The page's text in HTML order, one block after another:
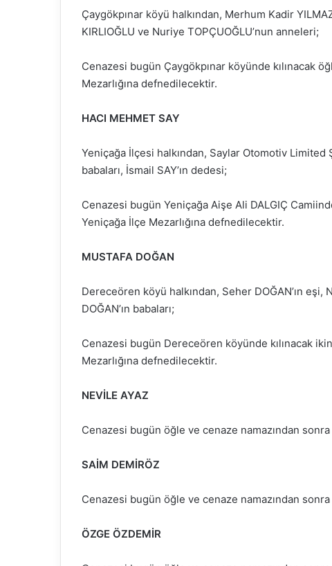
Çaygökpınar köyü halkından, Merhum Kadir
KIRLIOĞLU ve Nuriye TOPÇUOĞLU’nun anneleri;
Cenazesi bugün Çaygökpınar köyünde kılınacak
Mezarlığına defnedilecektir.
HACI MEHMET SAY
Yeniçağa İlçesi halkından, Saylar Otomotiv Limited
babaları, İsmail SAY’ın dedesi;
Cenazesi bugün Yeniçağa Aişe Ali DALGIÇ
Yeniçağa İlçe Mezarlığına defnedilecektir.
MUSTAFA DOĞAN
Dereceören köyü halkından, Seher DOĞAN’ın eşi,
DOĞAN’ın babaları;
Cenazesi bugün Dereceören köyünde kılınacak
Mezarlığına defnedilecektir.
NEVİLE AYAZ
Cenazesi bugün öğle ve cenaze namazından
SAİM DEMİRÖZ
Cenazesi bugün öğle ve cenaze namazından
ÖZGE ÖZDEMİR